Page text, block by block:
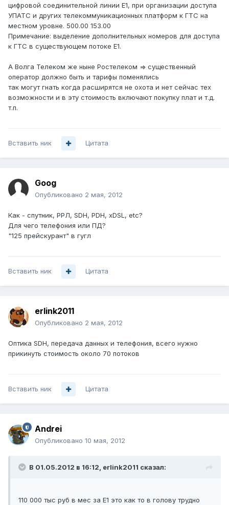
цифровой соединительной линии Е1, при организации доступа
УПАТС и других телекоммуникационных платформ к ГТС на
местном уровне. 500.00 153.00
Примечание: выделение дополнительных номеров для доступа
к ГТС в существующем потоке Е1.
А Волга Телеком же ныне Ростелеком => существенный
оператор должно быть и тарифы поменялись
так могут гнать когда расширятся не охота и нет сейчас тех
возможности и в эту стоимость включают покупку плат и т.д.
т.п.
Вставить ник Цитата
Goog
Опубликовано 2 мая, 2012
Как - спутник, РРЛ, SDH, PDH, xDSL, etc?
Для чего телефония или ПД?
"125 прейскурант" в гугл
Вставить ник Цитата
erlink2011
Опубликовано 2 мая, 2012
Оптика SDH, передача данных и телефония, всего нужно
прикинуть стоимость около 70 потоков
Вставить ник Цитата
Andrei
Опубликовано 10 мая, 2012
В 01.05.2012 в 16:12, erlink2011 сказал:
110 000 тыс руб в мес за E1 это как то в голову трудно